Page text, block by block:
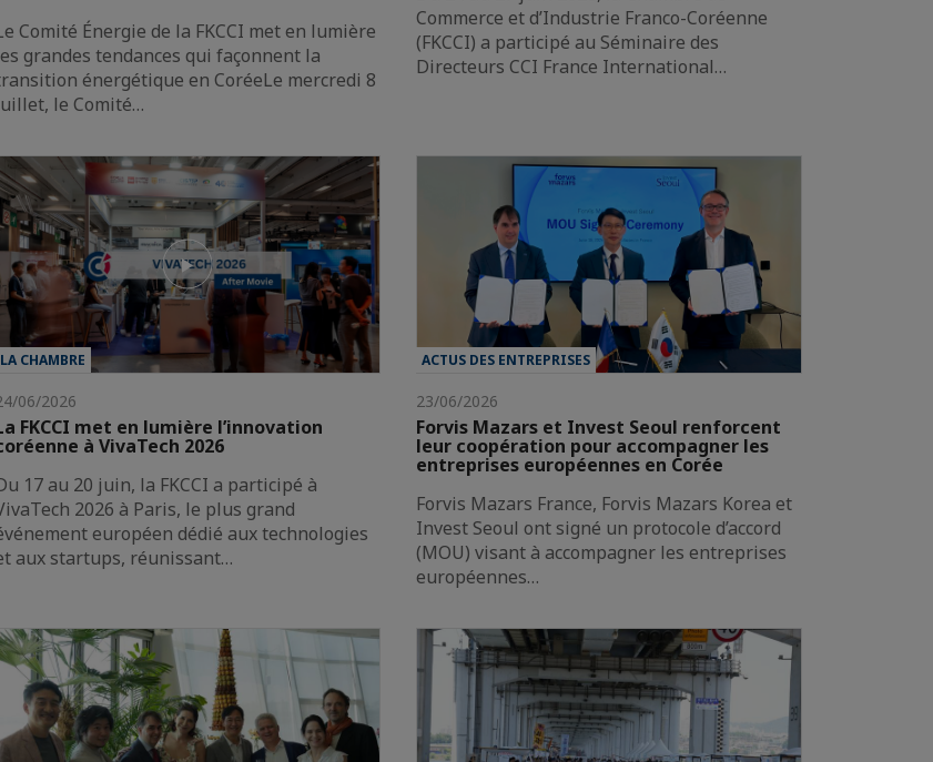
Comité Énergie de la FKCCI met en lumière
grandes tendances qui façonnent la
énergétique en CoréeLe mercredi 8
le Comité…
Commerce et d’Industrie Franco-Coréenne
(FKCCI) a participé au Séminaire des
Directeurs CCI France International…
LA CHAMBRE
06/2026
FKCCI met en lumière l’innovation
à VivaTech 2026
17 au 20 juin, la FKCCI a participé à
2026 à Paris, le plus grand
européen dédié aux technologies
aux startups, réunissant…
ACTUS DES ENTREPRISES
23/06/2026
Forvis Mazars et Invest Seoul renforcent
leur coopération pour accompagner les
entreprises européennes en Corée
Forvis Mazars France, Forvis Mazars Korea et
Invest Seoul ont signé un protocole d’accord
(MOU) visant à accompagner les entreprises
européennes…